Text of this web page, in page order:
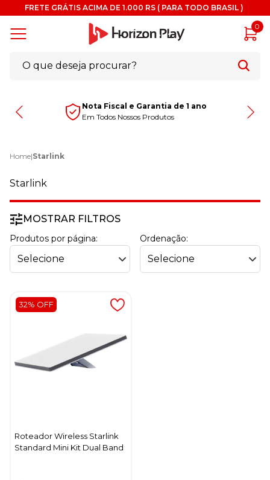
FRETE GRÁTIS ACIMA DE 1.000 RS ( PARA TODO BRASIL )
0
Nota Fiscal e Garantia de 1 ano
Em Todos Nossos Produtos
Home|Starlink
Starlink
MOSTRAR FILTROS
Produtos por página: Ordenação:
32% OFF
Roteador Wireless Starlink
Standard Mini Kit Dual Band